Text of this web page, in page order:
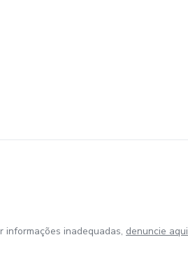
inadequadas, denuncie aqui